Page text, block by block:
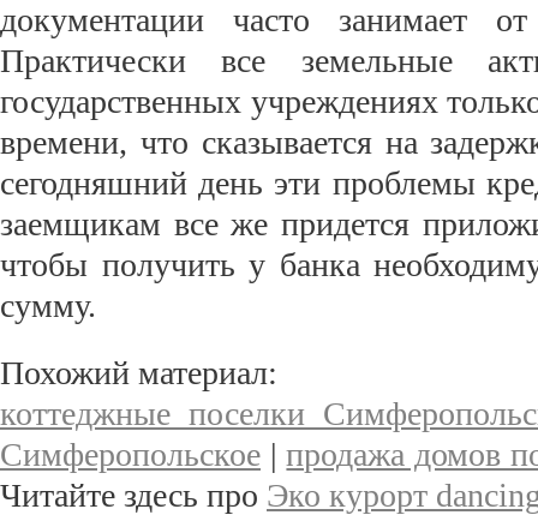
документации часто занимает
Практически все земельные
государственных учреждениях
времени, что сказывается на
сегодняшний день эти проблемы
заемщикам все же придется
чтобы получить у банка
сумму.
Похожий материал:
коттеджные поселки
Симферопольское |продажа домов
Читайте здесь про Эко курорт